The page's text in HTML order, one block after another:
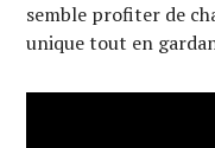
semble profiter de
unique tout en